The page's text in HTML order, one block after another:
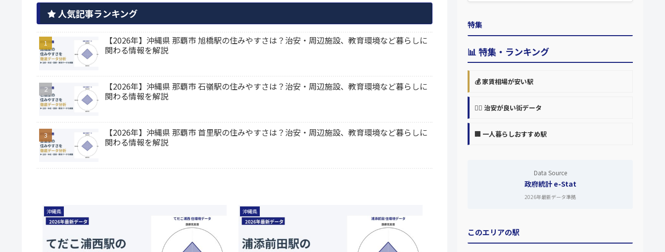
人気記事ランキング
【2026年】沖縄県 那覇市 旭橋駅の住みやすさは？治安・周辺施設、教育環境など暮らしに
関わる情報を解説
【2026年】沖縄県 那覇市 石嶺駅の住みやすさは？治安・周辺施設、教育環境など暮らしに
関わる情報を解説
【2026年】沖縄県 那覇市 首里駅の住みやすさは？治安・周辺施設、教育環境など暮らしに
関わる情報を解説
沖縄県 沖縄県
特集
📊 特集・ランキング
💰 家賃相場が安い駅
👮‍♀️ 治安が良い街データ
🏢 一人暮らしおすすめ駅
Data Source
政府統計 e-Stat
2026年最新データ準拠
このエリアの駅